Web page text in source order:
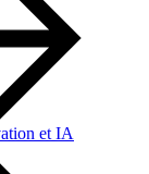
et IA